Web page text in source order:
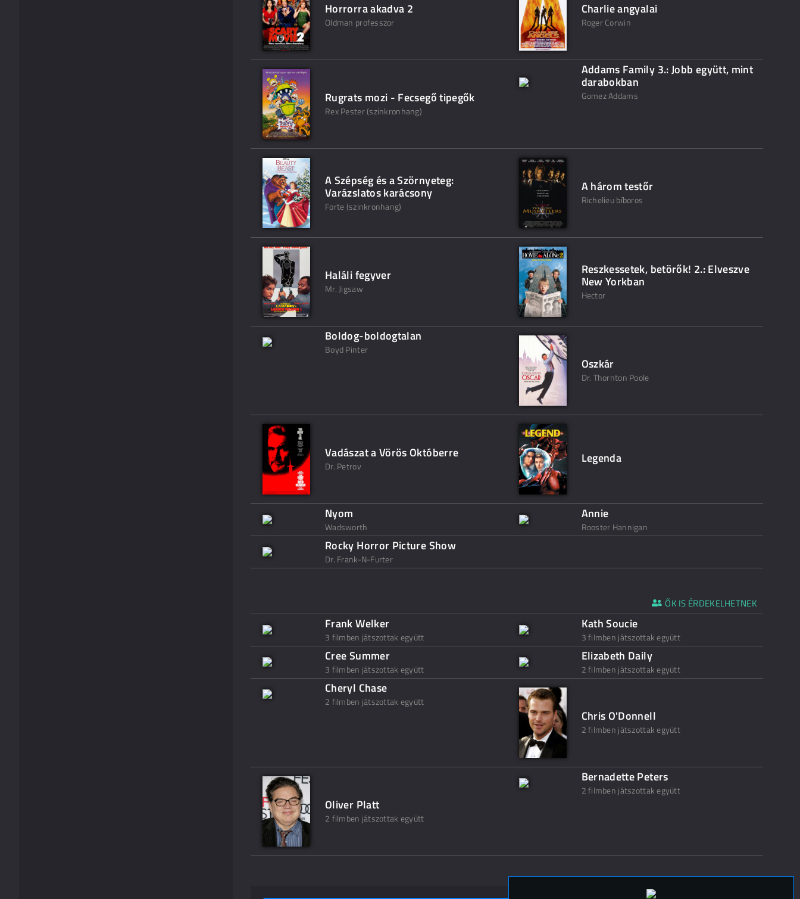
Horrorra akadva 2
Oldman professzor
Charlie angyalai
Roger Corwin
Rugrats mozi - Fecsegő tipegők
Rex Pester (szinkronhang)
Addams Family 3.: Jobb együtt, mint
darabokban
Gomez Addams
A Szépség és a Szörnyeteg:
Varázslatos karácsony
Forte (szinkronhang)
A három testőr
Richelieu bíboros
Haláli fegyver
Mr. Jigsaw
Reszkessetek, betörők! 2.: Elveszve
New Yorkban
Hector
Boldog-boldogtalan
Boyd Pinter
Oszkár
Dr. Thornton Poole
Vadászat a Vörös Októberre
Dr. Petrov
Legenda
Nyom
Wadsworth
Annie
Rooster Hannigan
Rocky Horror Picture Show
Dr. Frank-N-Furter
ŐK IS ÉRDEKELHETNEK
Frank Welker
3 filmben játszottak együtt
Kath Soucie
3 filmben játszottak együtt
Cree Summer
3 filmben játszottak együtt
Elizabeth Daily
2 filmben játszottak együtt
Cheryl Chase
2 filmben játszottak együtt
Chris O'Donnell
2 filmben játszottak együtt
Oliver Platt
2 filmben játszottak együtt
Bernadette Peters
2 filmben játszottak együtt